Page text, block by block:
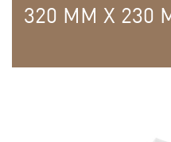
320 MM X 230